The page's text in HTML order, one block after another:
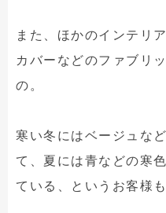
また、ほかのインテリ
カバーなどのファブリ
の。
寒い冬にはベージュな
て、夏には青などの寒
ている、というお客様